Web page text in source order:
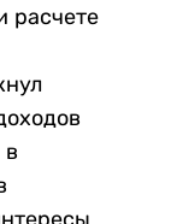
расчете
в